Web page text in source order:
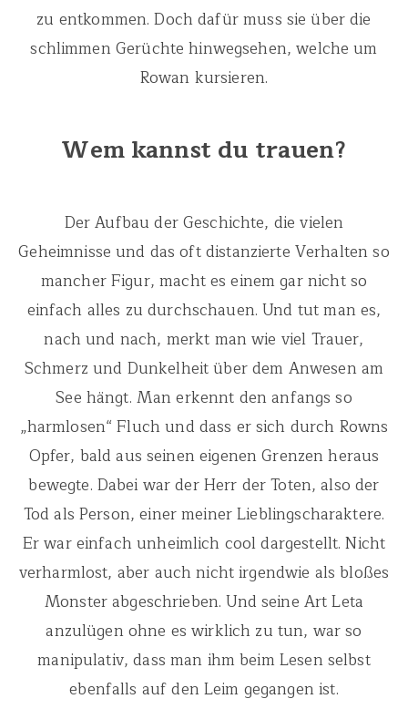
zu entkommen. Doch dafür muss sie über die
schlimmen Gerüchte hinwegsehen, welche um
Rowan kursieren.
Wem kannst du trauen?
Der Aufbau der Geschichte, die vielen
Geheimnisse und das oft distanzierte Verhalten so
mancher Figur, macht es einem gar nicht so
einfach alles zu durchschauen. Und tut man es,
nach und nach, merkt man wie viel Trauer,
Schmerz und Dunkelheit über dem Anwesen am
See hängt. Man erkennt den anfangs so
„harmlosen“ Fluch und dass er sich durch Rowns
Opfer, bald aus seinen eigenen Grenzen heraus
bewegte. Dabei war der Herr der Toten, also der
Tod als Person, einer meiner Lieblingscharaktere.
Er war einfach unheimlich cool dargestellt. Nicht
verharmlost, aber auch nicht irgendwie als bloßes
Monster abgeschrieben. Und seine Art Leta
anzulügen ohne es wirklich zu tun, war so
manipulativ, dass man ihm beim Lesen selbst
ebenfalls auf den Leim gegangen ist.